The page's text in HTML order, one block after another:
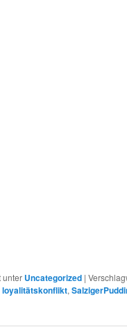
unter Uncategorized |
loyalitätskonflikt,